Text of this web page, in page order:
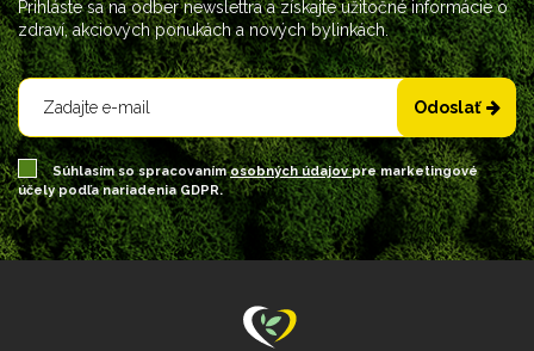
Prihláste sa na odber newslettra a získajte užitočné informácie o
zdraví, akciových ponukách a nových bylinkách.
Odoslať
Súhlasím so spracovanímosobných údajovpre marketingové
účely podľa nariadenia GDPR.